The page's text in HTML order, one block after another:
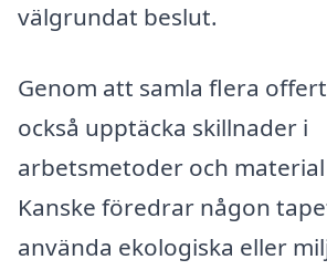
välgrundat beslut.
Genom att samla flera
också upptäcka skillnader i
arbetsmetoder och
Kanske föredrar någon
använda ekologiska eller